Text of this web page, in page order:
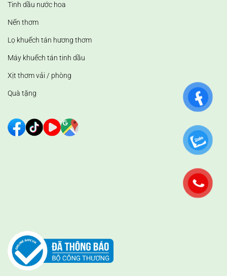
Tinh dầu nước hoa
Nến thơm
Lọ khuếch tán hương thơm
Máy khuếch tán tinh dầu
Xịt thơm vải / phòng
Quà tặng